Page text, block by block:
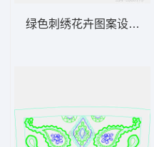
绿色刺绣花卉图案设计图